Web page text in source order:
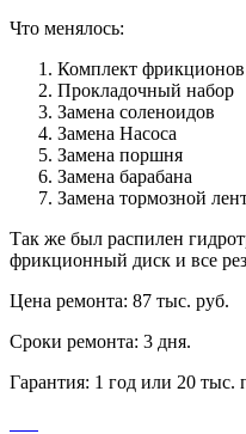
Что менялось:
Комплект фрикционов
Прокладочный набор
Замена соленоидов
Замена Насоса
Замена поршня
Замена барабана
Замена тормозной
Так же был распилен
фрикционный диск и все
Цена ремонта: 87 тыс. руб.
Сроки ремонта: 3 дня.
Гарантия: 1 год или 20 тыс.